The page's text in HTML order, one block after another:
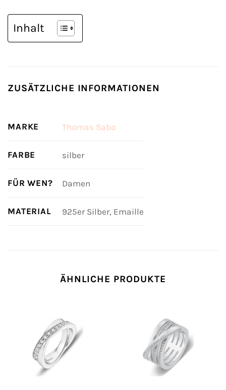
Inhalt
ZUSÄTZLICHE INFORMATIONEN
MARKE Thomas Sabo
FARBE silber
FÜR WEN? Damen
MATERIAL 925er Silber, Emaille
ÄHNLICHE PRODUKTE